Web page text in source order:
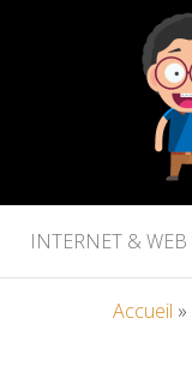
INTERNET & WEB
Accueil »